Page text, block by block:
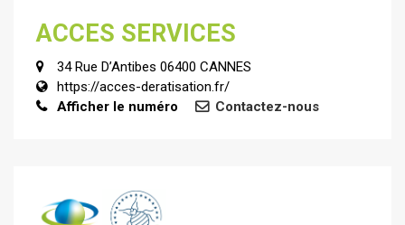
ACCES SERVICES
34 Rue D’Antibes 06400 CANNES
https://acces-deratisation.fr/
Afficher le numéro
Contactez-nous